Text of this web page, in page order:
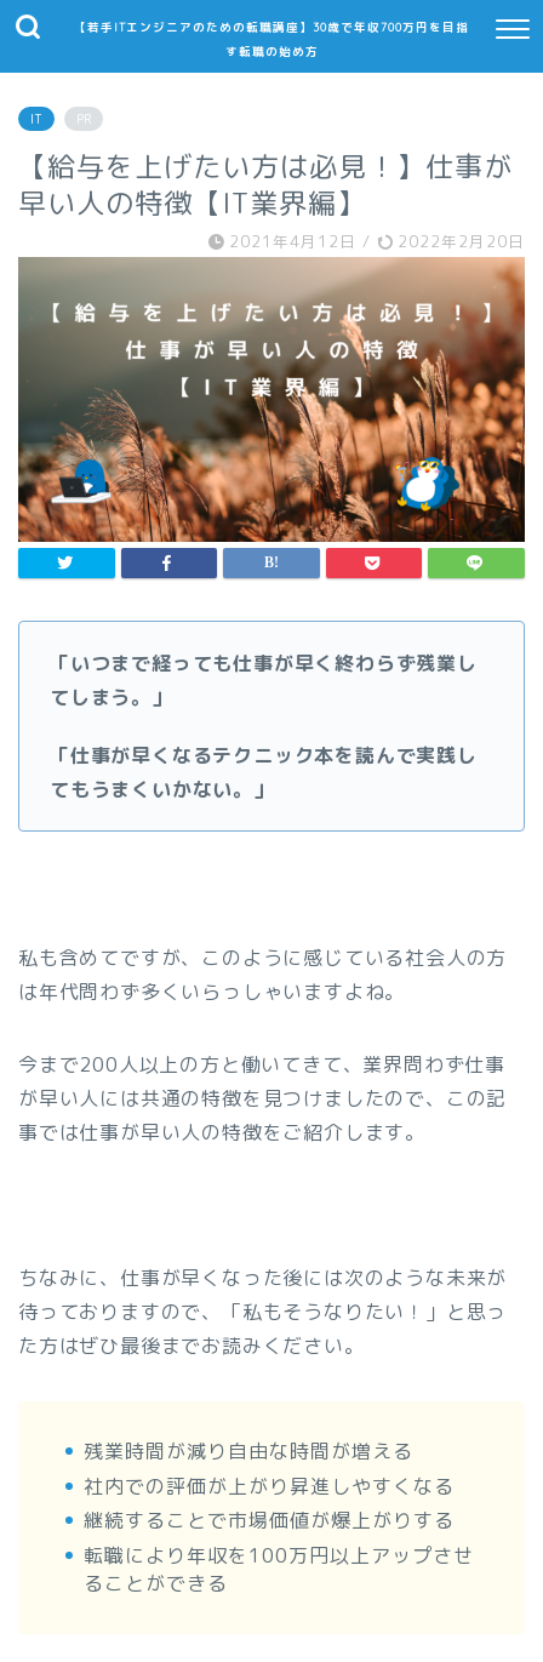
【若手ITエンジニアのための転職講座】30歳で年収700万円を目指
す転職の始め方
IT PR
【給与を上げたい方は必見！】仕事が
早い人の特徴【IT業界編】
2021年4月12日 / 2022年2月20日
「いつまで経っても仕事が早く終わらず残業し
てしまう。」
「仕事が早くなるテクニック本を読んで実践し
てもうまくいかない。」
私も含めてですが、このように感じている社会人の方
は年代問わず多くいらっしゃいますよね。
今まで200人以上の方と働いてきて、業界問わず仕事
が早い人には共通の特徴を見つけましたので、この記
事では仕事が早い人の特徴をご紹介します。
ちなみに、仕事が早くなった後には次のような未来が
待っておりますので、「私もそうなりたい！」と思っ
た方はぜひ最後までお読みください。
残業時間が減り自由な時間が増える
社内での評価が上がり昇進しやすくなる
継続することで市場価値が爆上がりする
転職により年収を100万円以上アップさせ
ることができる